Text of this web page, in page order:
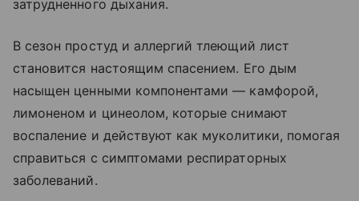
затрудненного дыхания.
В сезон простуд и аллергий тлеющий лист
становится настоящим спасением. Его дым
насыщен ценными компонентами — камфорой,
лимоненом и цинеолом, которые снимают
воспаление и действуют как муколитики, помогая
справиться с симптомами респираторных
заболеваний.